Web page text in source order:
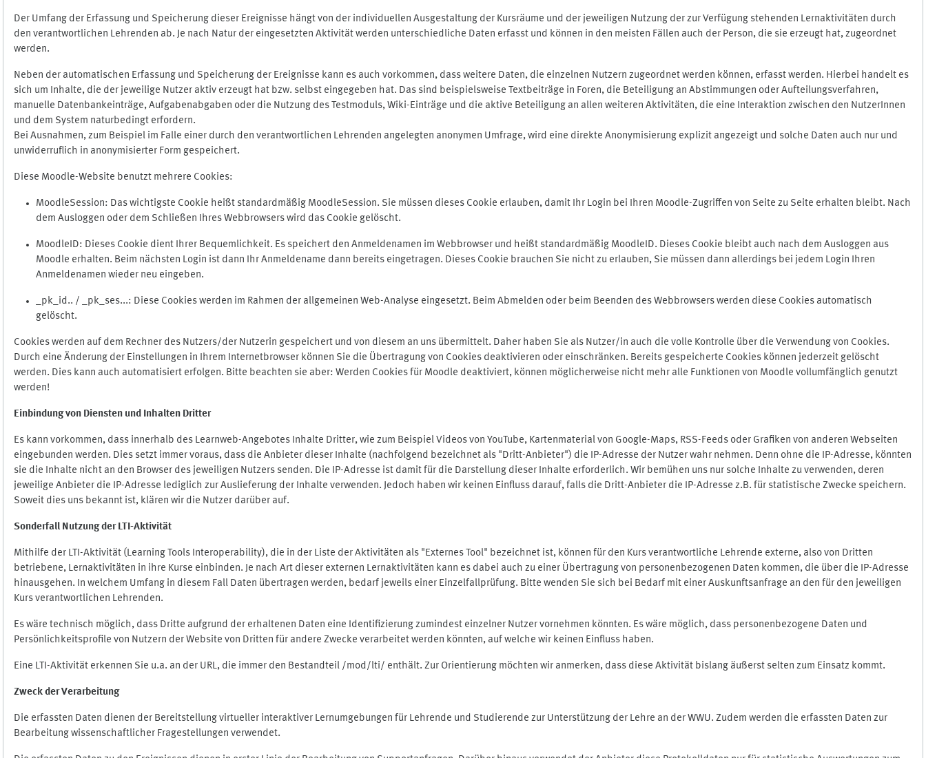
Der Umfang der Erfassung und Speicherung dieser Ereignisse hängt von der individuellen Ausgestaltung der Kursräume und der jeweiligen Nutzung der zur Verfügung stehenden Lernaktivitäten durch
den verantwortlichen Lehrenden ab. Je nach Natur der eingesetzten Aktivität werden unterschiedliche Daten erfasst und können in den meisten Fällen auch der Person, die sie erzeugt hat, zugeordnet
werden.
Neben der automatischen Erfassung und Speicherung der Ereignisse kann es auch vorkommen, dass weitere Daten, die einzelnen Nutzern zugeordnet werden können, erfasst werden. Hierbei handelt es
sich um Inhalte, die der jeweilige Nutzer aktiv erzeugt hat bzw. selbst eingegeben hat. Das sind beispielsweise Textbeiträge in Foren, die Beteiligung an Abstimmungen oder Aufteilungsverfahren,
manuelle Datenbankeinträge, Aufgabenabgaben oder die Nutzung des Testmoduls, Wiki-Einträge und die aktive Beteiligung an allen weiteren Aktivitäten, die eine Interaktion zwischen den NutzerInnen
und dem System naturbedingt erfordern.
Bei Ausnahmen, zum Beispiel im Falle einer durch den verantwortlichen Lehrenden angelegten anonymen Umfrage, wird eine direkte Anonymisierung explizit angezeigt und solche Daten auch nur und
unwiderruflich in anonymisierter Form gespeichert.
Diese Moodle-Website benutzt mehrere Cookies:
MoodleSession: Das wichtigste Cookie heißt standardmäßig MoodleSession. Sie müssen dieses Cookie erlauben, damit Ihr Login bei Ihren Moodle-Zugriffen von Seite zu Seite erhalten bleibt. Nach
dem Ausloggen oder dem Schließen Ihres Webbrowsers wird das Cookie gelöscht.
MoodleID: Dieses Cookie dient Ihrer Bequemlichkeit. Es speichert den Anmeldenamen im Webbrowser und heißt standardmäßig MoodleID. Dieses Cookie bleibt auch nach dem Ausloggen aus
Moodle erhalten. Beim nächsten Login ist dann Ihr Anmeldename dann bereits eingetragen. Dieses Cookie brauchen Sie nicht zu erlauben, Sie müssen dann allerdings bei jedem Login Ihren
Anmeldenamen wieder neu eingeben.
_pk_id.. / _pk_ses...: Diese Cookies werden im Rahmen der allgemeinen Web-Analyse eingesetzt. Beim Abmelden oder beim Beenden des Webbrowsers werden diese Cookies automatisch
gelöscht.
Cookies werden auf dem Rechner des Nutzers/der Nutzerin gespeichert und von diesem an uns übermittelt. Daher haben Sie als Nutzer/in auch die volle Kontrolle über die Verwendung von Cookies.
Durch eine Änderung der Einstellungen in Ihrem Internetbrowser können Sie die Übertragung von Cookies deaktivieren oder einschränken. Bereits gespeicherte Cookies können jederzeit gelöscht
werden. Dies kann auch automatisiert erfolgen. Bitte beachten sie aber: Werden Cookies für Moodle deaktiviert, können möglicherweise nicht mehr alle Funktionen von Moodle vollumfänglich genutzt
werden!
Einbindung von Diensten und Inhalten Dritter
Es kann vorkommen, dass innerhalb des Learnweb-Angebotes Inhalte Dritter, wie zum Beispiel Videos von YouTube, Kartenmaterial von Google-Maps, RSS-Feeds oder Grafiken von anderen Webseiten
eingebunden werden. Dies setzt immer voraus, dass die Anbieter dieser Inhalte (nachfolgend bezeichnet als "Dritt-Anbieter") die IP-Adresse der Nutzer wahr nehmen. Denn ohne die IP-Adresse, könnten
sie die Inhalte nicht an den Browser des jeweiligen Nutzers senden. Die IP-Adresse ist damit für die Darstellung dieser Inhalte erforderlich. Wir bemühen uns nur solche Inhalte zu verwenden, deren
jeweilige Anbieter die IP-Adresse lediglich zur Auslieferung der Inhalte verwenden. Jedoch haben wir keinen Einfluss darauf, falls die Dritt-Anbieter die IP-Adresse z.B. für statistische Zwecke speichern.
Soweit dies uns bekannt ist, klären wir die Nutzer darüber auf.
Sonderfall Nutzung der LTI-Aktivität
Mithilfe der LTI-Aktivität (Learning Tools Interoperability), die in der Liste der Aktivitäten als "Externes Tool" bezeichnet ist, können für den Kurs verantwortliche Lehrende externe, also von Dritten
betriebene, Lernaktivitäten in ihre Kurse einbinden. Je nach Art dieser externen Lernaktivitäten kann es dabei auch zu einer Übertragung von personenbezogenen Daten kommen, die über die IP-Adresse
hinausgehen. In welchem Umfang in diesem Fall Daten übertragen werden, bedarf jeweils einer Einzelfallprüfung. Bitte wenden Sie sich bei Bedarf mit einer Auskunftsanfrage an den für den jeweiligen
Kurs verantwortlichen Lehrenden.
Es wäre technisch möglich, dass Dritte aufgrund der erhaltenen Daten eine Identifizierung zumindest einzelner Nutzer vornehmen könnten. Es wäre möglich, dass personenbezogene Daten und
Persönlichkeitsprofile von Nutzern der Website von Dritten für andere Zwecke verarbeitet werden könnten, auf welche wir keinen Einfluss haben.
Eine LTI-Aktivität erkennen Sie u.a. an der URL, die immer den Bestandteil /mod/lti/ enthält. Zur Orientierung möchten wir anmerken, dass diese Aktivität bislang äußerst selten zum Einsatz kommt.
Zweck der Verarbeitung
Die erfassten Daten dienen der Bereitstellung virtueller interaktiver Lernumgebungen für Lehrende und Studierende zur Unterstützung der Lehre an der WWU. Zudem werden die erfassten Daten zur
Bearbeitung wissenschaftlicher Fragestellungen verwendet.